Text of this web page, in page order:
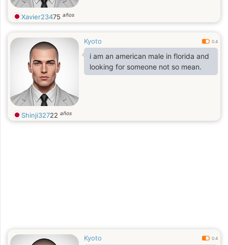
Xavier23475 años
Kyoto 0.4
i am an american male in florida and
looking for someone not so mean.
Shinji32722 años
Kyoto 0.4